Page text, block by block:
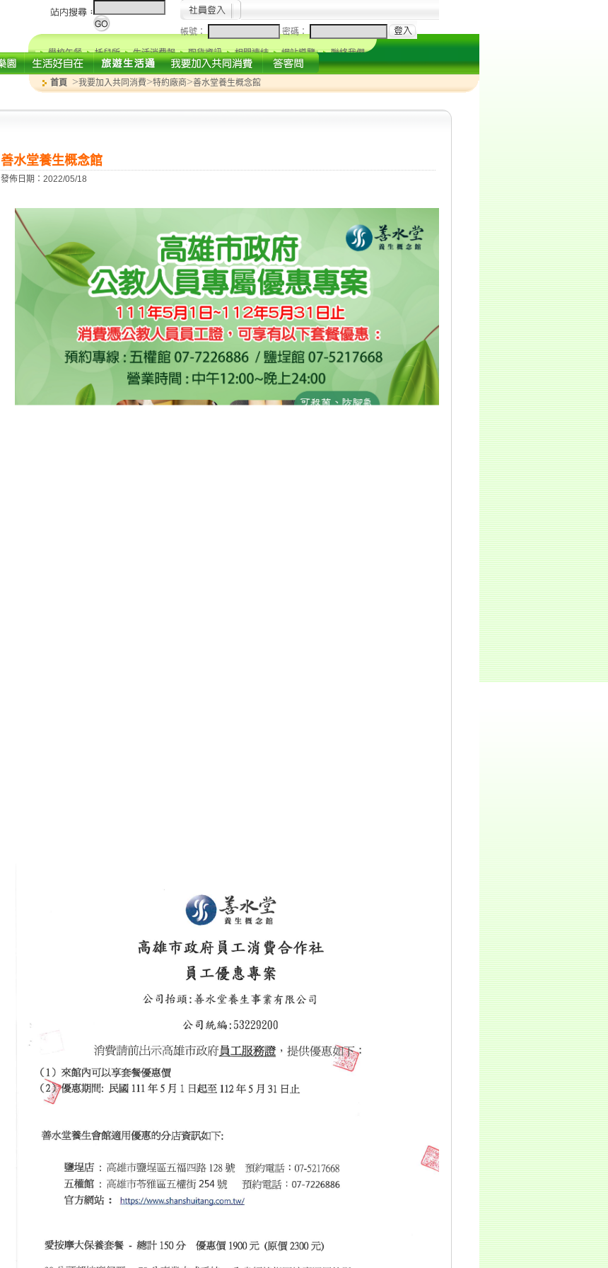
帳號： 密碼：
學校午餐 托兒所 生活消費報 取貨資訊 相關連結 網站導覽 聯絡我們
首頁 >我要加入共同消費>特約廠商>善水堂養生概念館
善水堂養生概念館
發佈日期：2022/05/18